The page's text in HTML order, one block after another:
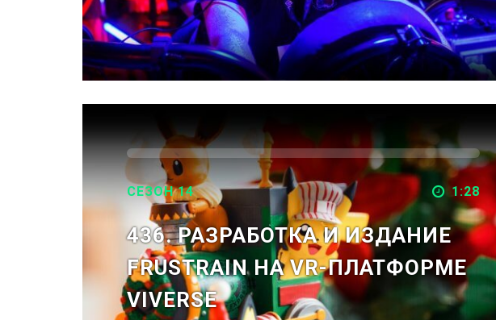
СЕЗОН 14 1:28
436. РАЗРАБОТКА И ИЗДАНИЕ
FRUSTRAIN НА VR-ПЛАТФОРМЕ
VIVERSE